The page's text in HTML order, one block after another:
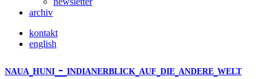
archiv
kontakt
english
NAUA HUNI - INDIANERBLICK AUF DIE ANDERE WELT